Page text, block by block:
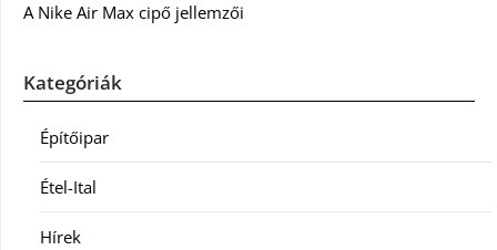
A Nike Air Max cipő jellemzői
Kategóriák
Építőipar
Étel-Ital
Hírek